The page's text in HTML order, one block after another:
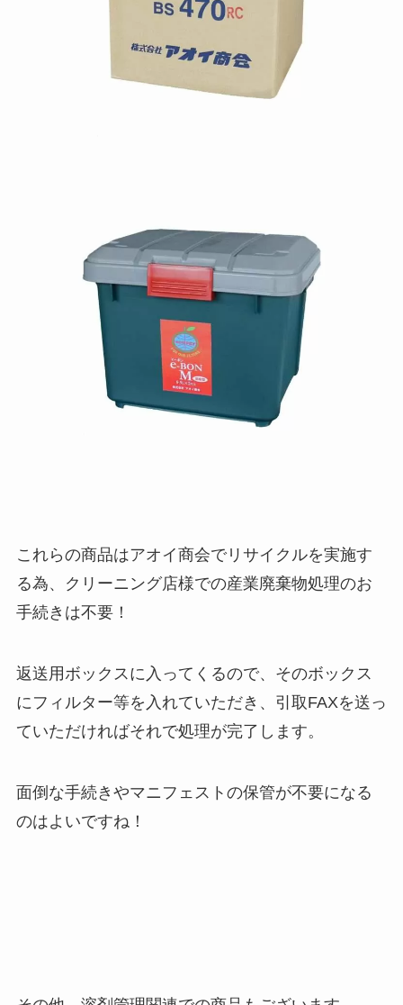
これらの商品はアオイ商会でリサイクルを実施す
る為、クリーニング店様での産業廃棄物処理のお
手続きは不要！
返送用ボックスに入ってくるので、そのボックス
にフィルター等を入れていただき、引取FAXを送っ
ていただければそれで処理が完了します。
面倒な手続きやマニフェストの保管が不要になる
のはよいですね！